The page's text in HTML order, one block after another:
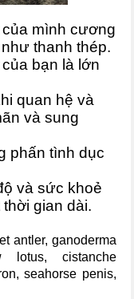
mình cương
thanh thép.
bạn là lớn
quan hệ và
và sung
tình dục
và sức khoẻ
gian dài.
antler, ganoderma
lotus, cistanche
seahorse penis,